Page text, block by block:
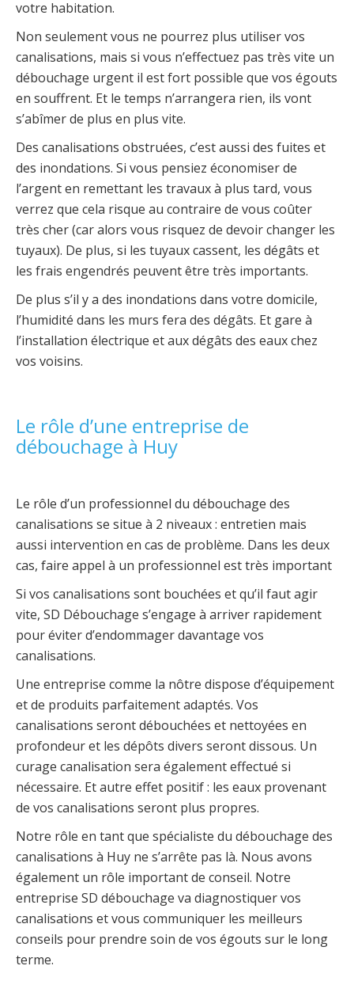
votre habitation.
Non seulement vous ne pourrez plus utiliser vos
canalisations, mais si vous n’effectuez pas très vite un
débouchage urgent il est fort possible que vos égouts
en souffrent. Et le temps n’arrangera rien, ils vont
s’abîmer de plus en plus vite.
Des canalisations obstruées, c’est aussi des fuites et
des inondations. Si vous pensiez économiser de
l’argent en remettant les travaux à plus tard, vous
verrez que cela risque au contraire de vous coûter
très cher (car alors vous risquez de devoir changer les
tuyaux). De plus, si les tuyaux cassent, les dégâts et
les frais engendrés peuvent être très importants.
De plus s’il y a des inondations dans votre domicile,
l’humidité dans les murs fera des dégâts. Et gare à
l’installation électrique et aux dégâts des eaux chez
vos voisins.
Le rôle d’une entreprise de
débouchage à Huy
Le rôle d’un professionnel du débouchage des
canalisations se situe à 2 niveaux : entretien mais
aussi intervention en cas de problème. Dans les deux
cas, faire appel à un professionnel est très important
Si vos canalisations sont bouchées et qu’il faut agir
vite, SD Débouchage s’engage à arriver rapidement
pour éviter d’endommager davantage vos
canalisations.
Une entreprise comme la nôtre dispose d’équipement
et de produits parfaitement adaptés. Vos
canalisations seront débouchées et nettoyées en
profondeur et les dépôts divers seront dissous. Un
curage canalisation sera également effectué si
nécessaire. Et autre effet positif : les eaux provenant
de vos canalisations seront plus propres.
Notre rôle en tant que spécialiste du débouchage des
canalisations à Huy ne s’arrête pas là. Nous avons
également un rôle important de conseil. Notre
entreprise SD débouchage va diagnostiquer vos
canalisations et vous communiquer les meilleurs
conseils pour prendre soin de vos égouts sur le long
terme.